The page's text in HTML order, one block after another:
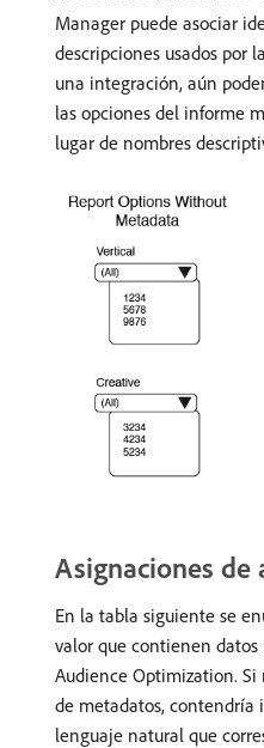
Manager puede asociar
descripciones usados por
una integración, aún
las opciones del informe
lugar de nombres
Asignaciones de
En la tabla siguiente se
valor que contienen
Audience Optimization.
de metadatos,
lenguaje natural que